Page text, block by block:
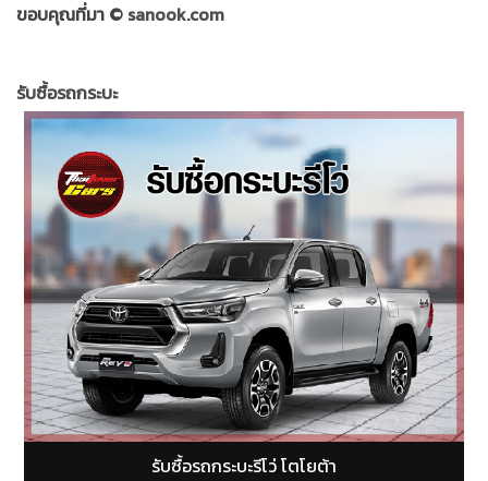
ขอบคุณที่มา © sanook.com
รับซื้อรถกระบะ
รับซื้อรถกระบะฟอร์ดเรนเจอร์ (Ford Ranger)